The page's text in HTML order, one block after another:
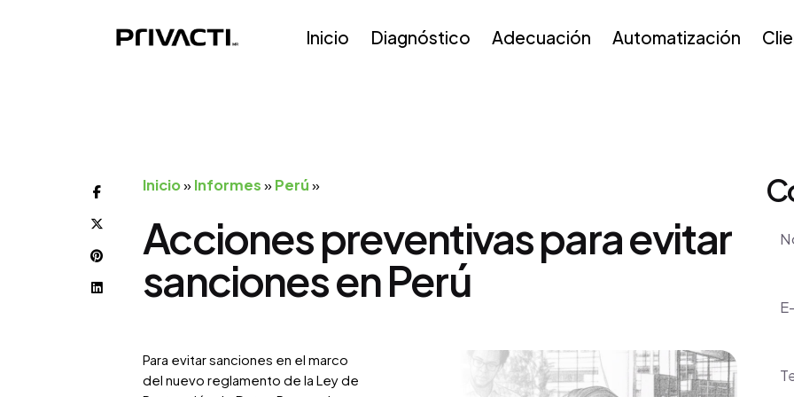
Inicio Diagnóstico Adecuación Automatización
Inicio» Informes» Perú»
Acciones preventivas para evitar
sanciones en Perú
Para evitar sanciones en el marco
del nuevo reglamento de la Ley de